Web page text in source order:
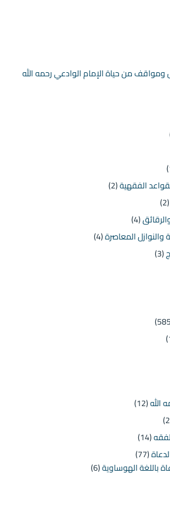
من حياة الإمام الوادعي رحمه الله
الفقهية(2)
(2)
(4)
المعاصرة(4)
(3)
الله(12)
(14)
(77)
باللغة الهوساوية(6)